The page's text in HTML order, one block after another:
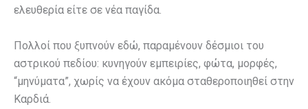
ελευθερία είτε σε νέα παγίδα.
Πολλοί που ξυπνούν εδώ, παραμένουν δέσμιοι του
αστρικού πεδίου: κυνηγούν εμπειρίες, φώτα, μορφές,
“μηνύματα”, χωρίς να έχουν ακόμα σταθεροποιηθεί στην
Καρδιά.